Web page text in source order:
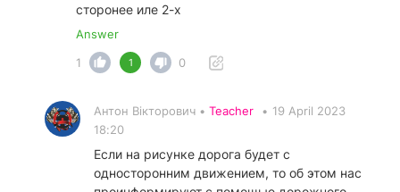
сторонее иле 2-х
Answer
1
1 0
Антон Вікторович • Teacher • 19 April 2023
18:20
Если на рисунке дорога будет c
односторонним движением, то об этом нас